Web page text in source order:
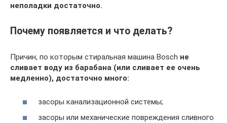
неполадки достаточно.
Почему появляется и что делать?
Причин, по которым стиральная машина Bosch не
сливает воду из барабана (или сливает ее очень
медленно), достаточно много:
засоры канализационной системы;
засоры или механические повреждения сливного